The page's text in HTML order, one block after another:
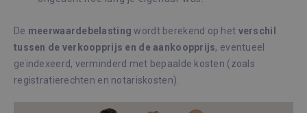
De meerwaardebelasting wordt berekend op het verschil
tussen de verkoopprijs en de aankoopprijs, eventueel
geïndexeerd, verminderd met bepaalde kosten (zoals
registratierechten en notariskosten).